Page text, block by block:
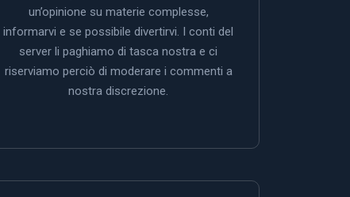
un’opinione su materie complesse,
informarvi e se possibile divertirvi. I conti del
server li paghiamo di tasca nostra e ci
riserviamo perciò di moderare i commenti a
nostra discrezione.